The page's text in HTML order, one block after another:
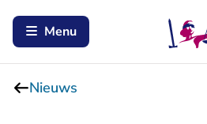
Menu
Nieuws